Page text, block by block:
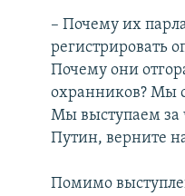
– Почему их
регистрировать
Почему они
охранников? Мы
Мы выступаем за
Путин, верните
Помимо